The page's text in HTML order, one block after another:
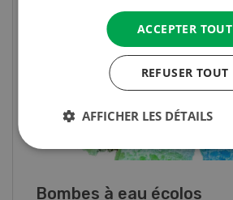
Bombes à eau écolos
ACCEPTER TOUT
REFUSER TOUT
AFFICHER LES DÉTAILS